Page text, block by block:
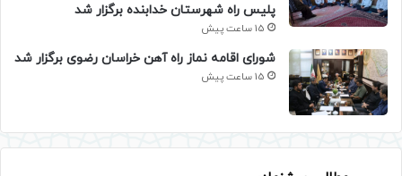
پلیس راه شهرستان خدابنده برگزار شد
15 ساعت پیش
شورای اقامه نماز راه آهن خراسان رضوی برگزار شد
15 ساعت پیش